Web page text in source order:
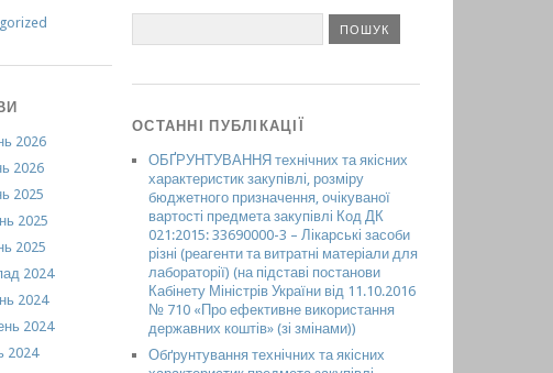
2026
2026
2025
2025
2025
2024
2024
2024
2024
ОСТАННІ ПУБЛІКАЦІЇ
ОБҐРУНТУВАННЯ технічних та якісних
характеристик закупівлі, розміру
бюджетного призначення, очікуваної
вартості предмета закупівлі Код ДК
021:2015: 33690000-3 – Лікарські засоби
різні (реагенти та витратні матеріали для
лабораторії) (на підставі постанови
Кабінету Міністрів України від 11.10.2016
№ 710 «Про ефективне використання
державних коштів» (зі змінами))
Обґрунтування технічних та якісних